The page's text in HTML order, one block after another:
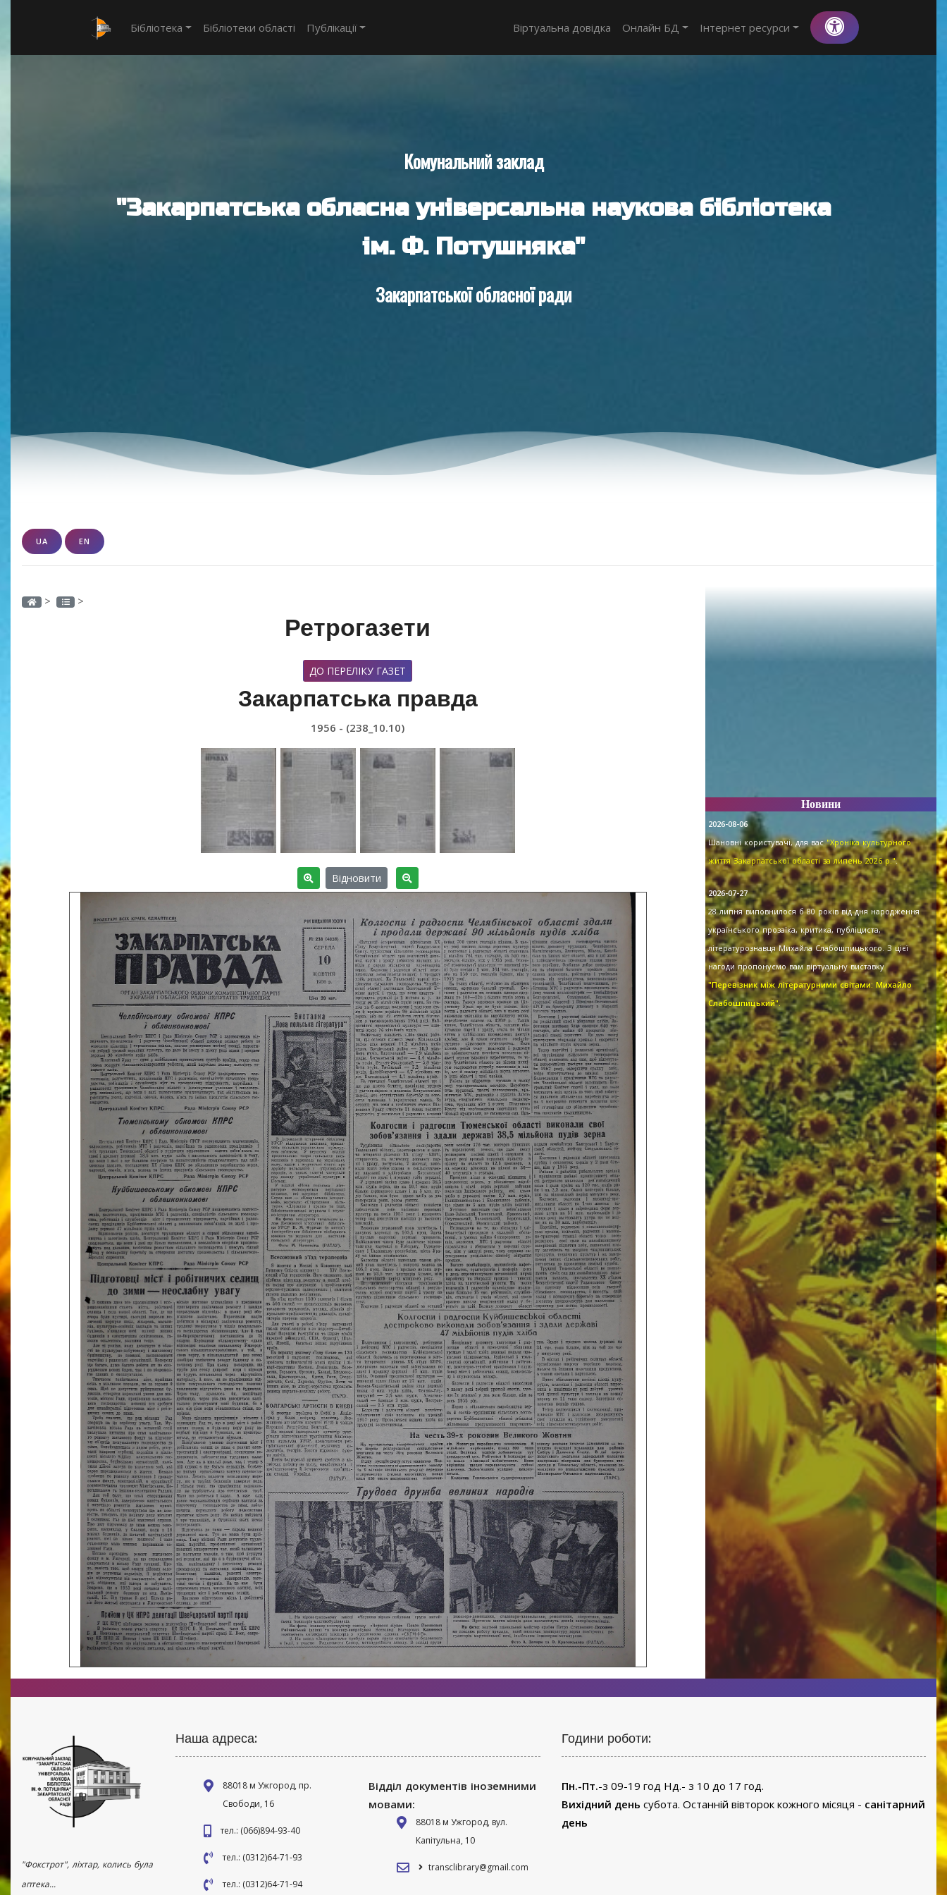
Бібліотека Бібліотеки області Публікації Віртуальна довідка Онлайн БД Інтернет ресурси
Комунальний заклад
"Закарпатська обласна універсальна наукова бібліотека
ім. Ф. Потушняка"
Закарпатської обласної ради
UA EN
> >
Ретрогазети
ДО ПЕРЕЛІКУ ГАЗЕТ
Закарпатська правда
1956 - (238_10.10)
Відновити
Новини
2026-08-06
Шановні користувачі, для вас"Хроніка культурного
життя Закарпатської області за липень 2026 р.".
2026-07-27
28 липня виповнилося б 80 років від дня народження
українського прозаїка, критика, публіциста,
літературознавця Михайла Слабошпицького. З цієї
нагоди пропонуємо вам віртуальну виставку
"Перевізник між літературними світами: Михайло
Слабошпицький".
"Фокстрот", ліхтар, колись була
аптека...
Наша адреса:
88018 м Ужгород, пр.
Свободи, 16
тел.: (066)894-93-40
тел.: (0312)64-71-93
тел.: (0312)64-71-94
Відділ документів іноземними
мовами:
88018 м Ужгород, вул.
Капітульна, 10
transclibrary@gmail.com
Години роботи:
Пн.-Пт.-з 09-19 год Нд.- з 10 до 17 год.
Вихідний день субота. Останній вівторок кожного місяця - санітарний
день